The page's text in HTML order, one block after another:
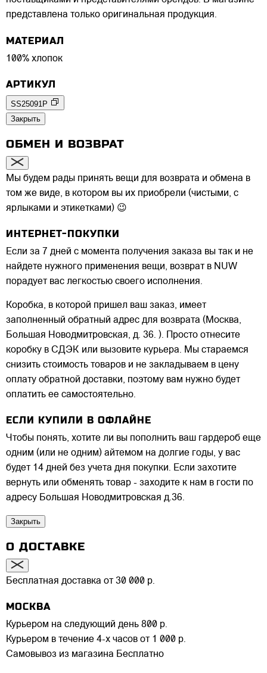
представлена только оригинальная продукция.
МАТЕРИАЛ
100% хлопок
АРТИКУЛ
SS25091P
Закрыть
ОБМЕН И ВОЗВРАТ
Мы будем рады принять вещи для возврата и обмена в
том же виде, в котором вы их приобрели (чистыми, с
ярлыками и этикетками) 😉
ИНТЕРНЕТ-ПОКУПКИ
Если за 7 дней с момента получения заказа вы так и не
найдете нужного применения вещи, возврат в NUW
порадует вас легкостью своего исполнения.
Коробка, в которой пришел ваш заказ, имеет
заполненный обратный адрес для возврата (Москва,
Большая Новодмитровская, д. 36. ). Просто отнесите
коробку в СДЭК или вызовите курьера. Мы стараемся
снизить стоимость товаров и не закладываем в цену
оплату обратной доставки, поэтому вам нужно будет
оплатить ее самостоятельно.
ЕСЛИ КУПИЛИ В ОФЛАЙНЕ
Чтобы понять, хотите ли вы пополнить ваш гардероб еще
одним (или не одним) айтемом на долгие годы, у вас
будет 14 дней без учета дня покупки. Если захотите
вернуть или обменять товар - заходите к нам в гости по
адресу Большая Новодмитровская д.36.
Закрыть
О ДОСТАВКЕ
Бесплатная доставка от 30 000 р.
МОСКВА
Курьером на следующий день 800 р.
Курьером в течение 4-х часов от 1 000 р.
Самовывоз из магазина Бесплатно